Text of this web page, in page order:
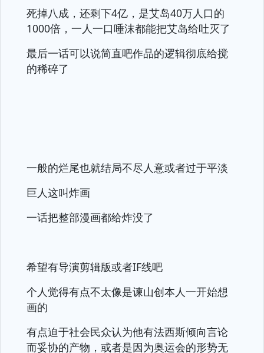
死掉八成，还剩下4亿，是艾岛40万人口的
1000倍，一人一口唾沫都能把艾岛给吐灭了
最后一话可以说简直吧作品的逻辑彻底给搅
的稀碎了
一般的烂尾也就结局不尽人意或者过于平淡
巨人这叫炸画
一话把整部漫画都给炸没了
希望有导演剪辑版或者IF线吧
个人觉得有点不太像是谏山创本人一开始想
画的
有点迫于社会民众认为他有法西斯倾向言论
而妥协的产物，或者是因为奥运会的形势无